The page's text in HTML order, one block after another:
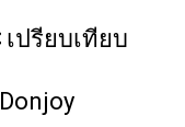
เปรียบเทียบ
Donjoy